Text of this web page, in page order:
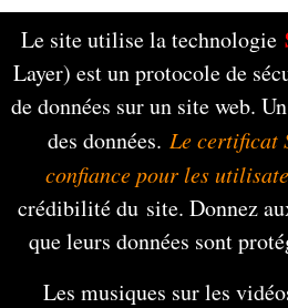
Le site utilise la technologie
Layer) est un protocole de
de données sur un site web.
des données. Le certificat
confiance pour les
crédibilité du site. Donnez
que leurs données sont
Les musiques sur les